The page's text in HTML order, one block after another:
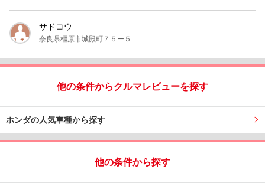
サドコウ
奈良県橿原市城殿町７５ー５
他の条件からクルマレビューを探す
ホンダの人気車種から探す
他の条件から探す